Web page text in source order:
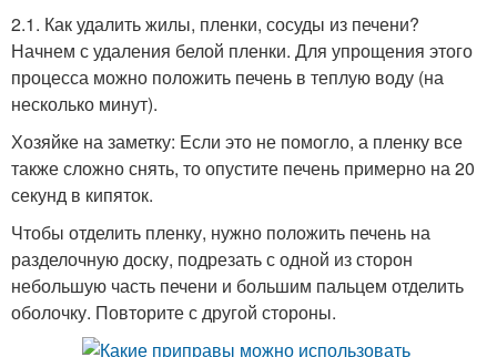
2.1. Как удалить жилы, пленки, сосуды из печени?
Начнем с удаления белой пленки. Для упрощения этого
процесса можно положить печень в теплую воду (на
несколько минут).
Хозяйке на заметку: Если это не помогло, а пленку все
также сложно снять, то опустите печень примерно на 20
секунд в кипяток.
Чтобы отделить пленку, нужно положить печень на
разделочную доску, подрезать с одной из сторон
небольшую часть печени и большим пальцем отделить
оболочку. Повторите с другой стороны.